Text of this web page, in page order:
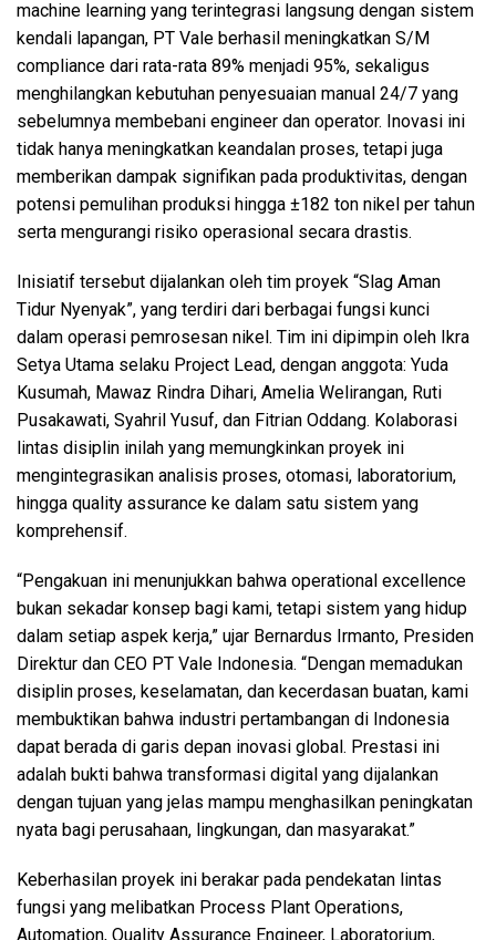
machine learning yang terintegrasi langsung dengan sistem
kendali lapangan, PT Vale berhasil meningkatkan S/M
compliance dari rata-rata 89% menjadi 95%, sekaligus
menghilangkan kebutuhan penyesuaian manual 24/7 yang
sebelumnya membebani engineer dan operator. Inovasi ini
tidak hanya meningkatkan keandalan proses, tetapi juga
memberikan dampak signifikan pada produktivitas, dengan
potensi pemulihan produksi hingga ±182 ton nikel per tahun
serta mengurangi risiko operasional secara drastis.
Inisiatif tersebut dijalankan oleh tim proyek “Slag Aman
Tidur Nyenyak”, yang terdiri dari berbagai fungsi kunci
dalam operasi pemrosesan nikel. Tim ini dipimpin oleh Ikra
Setya Utama selaku Project Lead, dengan anggota: Yuda
Kusumah, Mawaz Rindra Dihari, Amelia Welirangan, Ruti
Pusakawati, Syahril Yusuf, dan Fitrian Oddang. Kolaborasi
lintas disiplin inilah yang memungkinkan proyek ini
mengintegrasikan analisis proses, otomasi, laboratorium,
hingga quality assurance ke dalam satu sistem yang
komprehensif.
“Pengakuan ini menunjukkan bahwa operational excellence
bukan sekadar konsep bagi kami, tetapi sistem yang hidup
dalam setiap aspek kerja,” ujar Bernardus Irmanto, Presiden
Direktur dan CEO PT Vale Indonesia. “Dengan memadukan
disiplin proses, keselamatan, dan kecerdasan buatan, kami
membuktikan bahwa industri pertambangan di Indonesia
dapat berada di garis depan inovasi global. Prestasi ini
adalah bukti bahwa transformasi digital yang dijalankan
dengan tujuan yang jelas mampu menghasilkan peningkatan
nyata bagi perusahaan, lingkungan, dan masyarakat.”
Keberhasilan proyek ini berakar pada pendekatan lintas
fungsi yang melibatkan Process Plant Operations,
Automation, Quality Assurance Engineer, Laboratorium,